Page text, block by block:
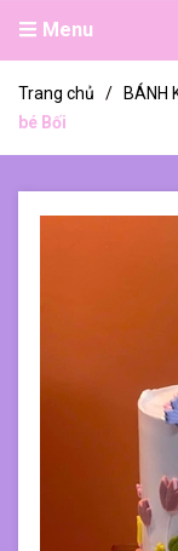
Menu
Trang chủ / BÁNH
bé Bối